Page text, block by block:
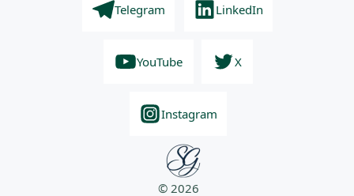
© 2026
Telegram LinkedIn
YouTube X
Instagram